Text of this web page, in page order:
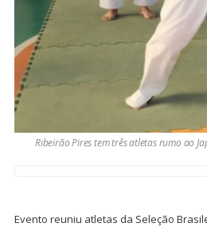
Ribeirão Pires tem três atletas rumo ao
Evento reuniu atletas da Seleção